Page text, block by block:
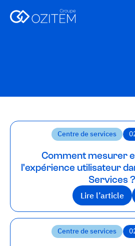
Centre de services
Comment mesurer
l'expérience utilisateur
Services ?
Lire l’article
Lire l’article
Centre de services